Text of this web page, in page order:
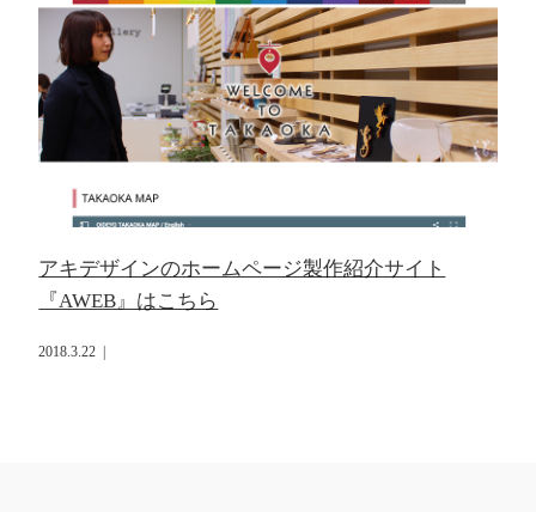
アキデザインのホームページ製作紹介サイト
『AWEB』はこちら
2018.3.22